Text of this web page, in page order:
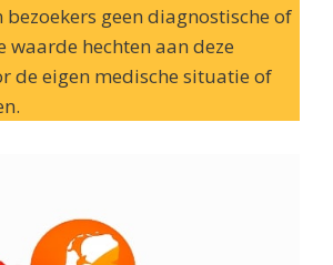
bezoekers geen diagnostische of
waarde hechten aan deze
de eigen medische situatie of